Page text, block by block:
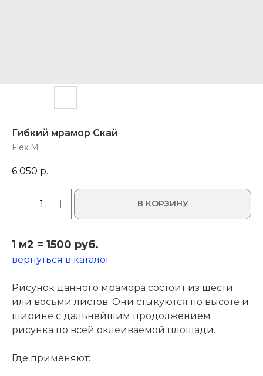
Гибкий мрамор Скай
Flex M
6 050 р.
В КОРЗИНУ
1 м2 = 1500 руб.
вернуться в каталог
Рисунок данного мрамора состоит из шести
или восьми листов. Они стыкуются по высоте и
ширине с дальнейшим продолжением
рисунка по всей оклеиваемой площади.
Где применяют: